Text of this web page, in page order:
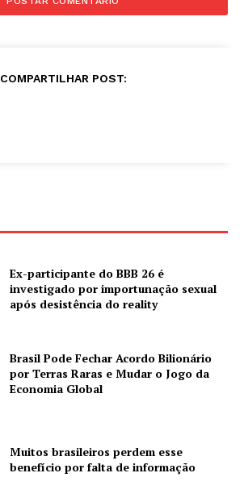
COMPARTILHAR POST:
Ex-participante do BBB 26 é
investigado por importunação sexual
após desistência do reality
Brasil Pode Fechar Acordo Bilionário
por Terras Raras e Mudar o Jogo da
Economia Global
Muitos brasileiros perdem esse
benefício por falta de informação